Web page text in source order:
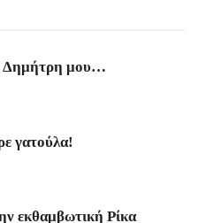
Δημήτρη μου…
γατούλα!
εκθαμβωτική Ρίκα